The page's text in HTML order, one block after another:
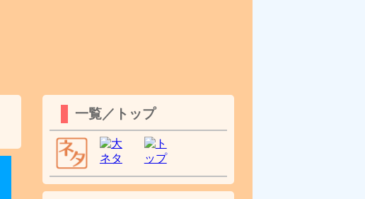
一覧／トップ